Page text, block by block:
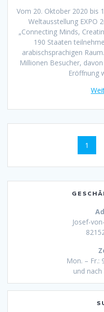
Vom 20. Oktober 2020 bis
Weltausstellung EXPO
„Connecting Minds,
190 Staaten
arabischsprachigen
Millionen Besucher,
Eröffnung
Seite
1
Josef-
Mon. – Fr.:
und